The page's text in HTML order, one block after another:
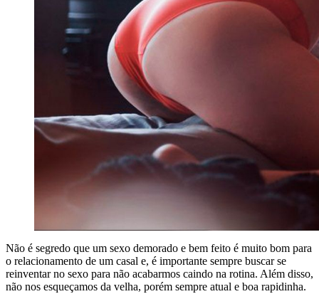
Não é segredo que um sexo demorado e bem feito é muito bom para
o relacionamento de um casal e, é importante sempre buscar se
reinventar no sexo para não acabarmos caindo na rotina. Além disso,
não nos esqueçamos da velha, porém sempre atual e boa rapidinha.